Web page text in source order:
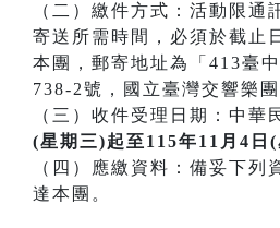
（二）繳件方式：活動限通
寄送所需時間，必須於截止
本團，郵寄地址為「413臺
738-2號，國立臺灣交響樂團
（三）收件受理日期：中華
(星期三)起至115年11月4日
（四）應繳資料：備妥下列
達本團。